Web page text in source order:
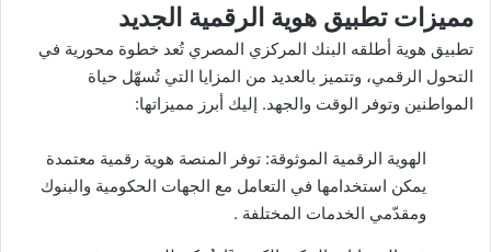
مميزات تطبيق هوية الرقمية الجديد
تطبيق هوية أطلقه البنك المركزي المصري تُعد خطوة محورية في
التحول الرقمي، وتتميز بالعديد من المزايا التي تُسهّل حياة
المواطنين وتوفر الوقت والجهد. إليك أبرز مميزاتها:
الهوية الرقمية الموثوقة: توفر المنصة هوية رقمية معتمدة
يمكن استخدامها في التعامل مع الجهات الحكومية والبنوك
ومقدّمي الخدمات المختلفة .